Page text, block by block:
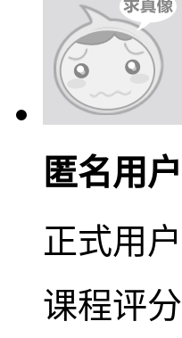
匿名用户
正式用户
课程评分